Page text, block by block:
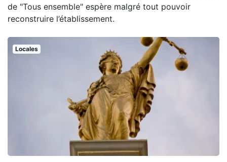
de "Tous ensemble" espère malgré tout pouvoir
reconstruire l’établissement.
Locales